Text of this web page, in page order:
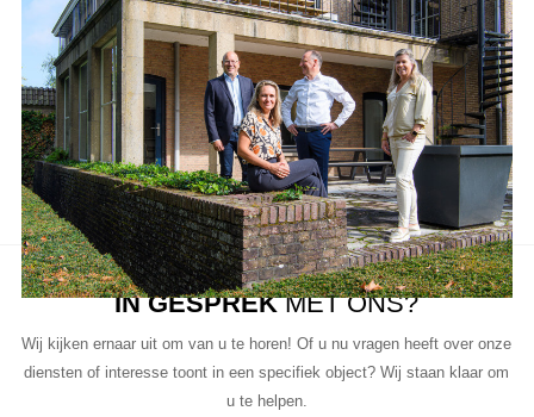
Aanbod van LUC
Neem de tijd om onze lijst met beschikbare object te bekijken en
aarzel niet om contact met ons op te nemen als u vragen heeft, meer
informatie wilt of een bezichtiging wil plannen.
Ons team van vastgoedprofessionals staat klaar om u te helpen bij
elke stap van het proces.
IN GESPREKMET ONS?
Wij kijken ernaar uit om van u te horen! Of u nu vragen heeft over onze
diensten of interesse toont in een specifiek object? Wij staan klaar om
u te helpen.